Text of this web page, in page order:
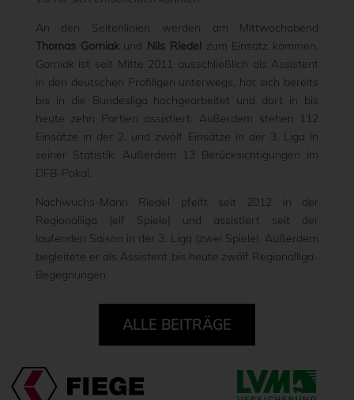
An den Seitenlinien werden am Mittwochabend
Thomas Gorniakund Nils Riedel zum Einsatz kommen.
Gorniak ist seit Mitte 2011 ausschließlich als Assistent
in den deutschen Profiligen unterwegs, hat sich bereits
bis in die Bundesliga hochgearbeitet und dort in bis
heute zehn Partien assistiert. Außerdem stehen 112
Einsätze in der 2. und zwölf Einsätze in der 3. Liga in
seiner Statistik. Außerdem 13 Berücksichtigungen im
DFB-Pokal.
Nachwuchs-Mann Riedel pfeift seit 2012 in der
Regionalliga (elf Spiele) und assistiert seit der
laufenden Saison in der 3. Liga (zwei Spiele). Außerdem
begleitete er als Assistent bis heute zwölf Regionalliga-
Begegnungen.
ALLE BEITRÄGE